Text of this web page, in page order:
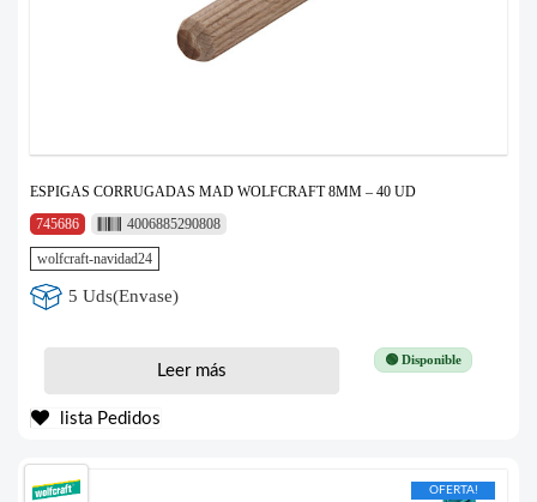
ESPIGAS CORRUGADAS MAD WOLFCRAFT 8MM – 40 UD
745686
4006885290808
wolfcraft-navidad24
5 Uds(Envase)
🟢 Disponible
Leer más
lista Pedidos
OFERTA!